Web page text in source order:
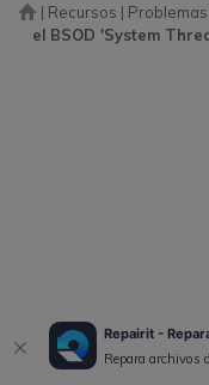
Repairit -
Repara archivos
| Recursos |
el BSOD 'System